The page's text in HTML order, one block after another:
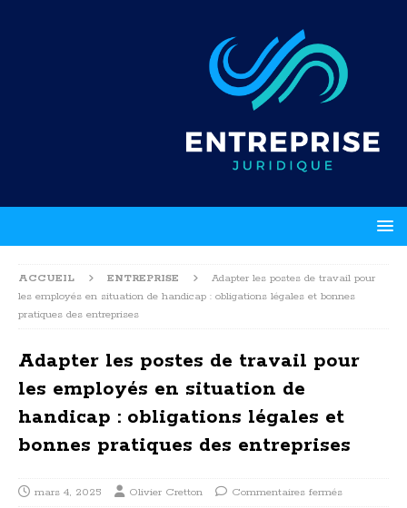
ACCUEIL ENTREPRISE
Adapter les postes de travail pour
les employés en situation de handicap : obligations légales et bonnes
pratiques des entreprises
Adapter les postes de travail pour
les employés en situation de
handicap : obligations légales et
bonnes pratiques des entreprises
mars 4, 2025 Olivier Cretton Commentaires fermés